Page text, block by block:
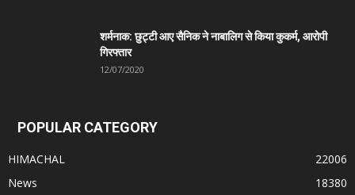
शर्मनाक: छुट्टी आए सैनिक ने नाबालिग से किया कुकर्म, आरोपी
गिरफ्तार
12/07/2020
POPULAR CATEGORY
HIMACHAL
22006
News
18380